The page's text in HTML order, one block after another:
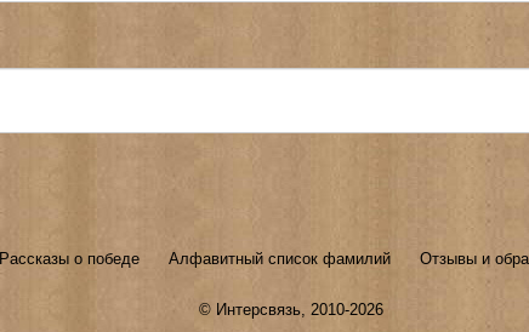
Рассказы о победе Алфавитный список фамилий Отзывы и
© Интерсвязь , 2010-2026